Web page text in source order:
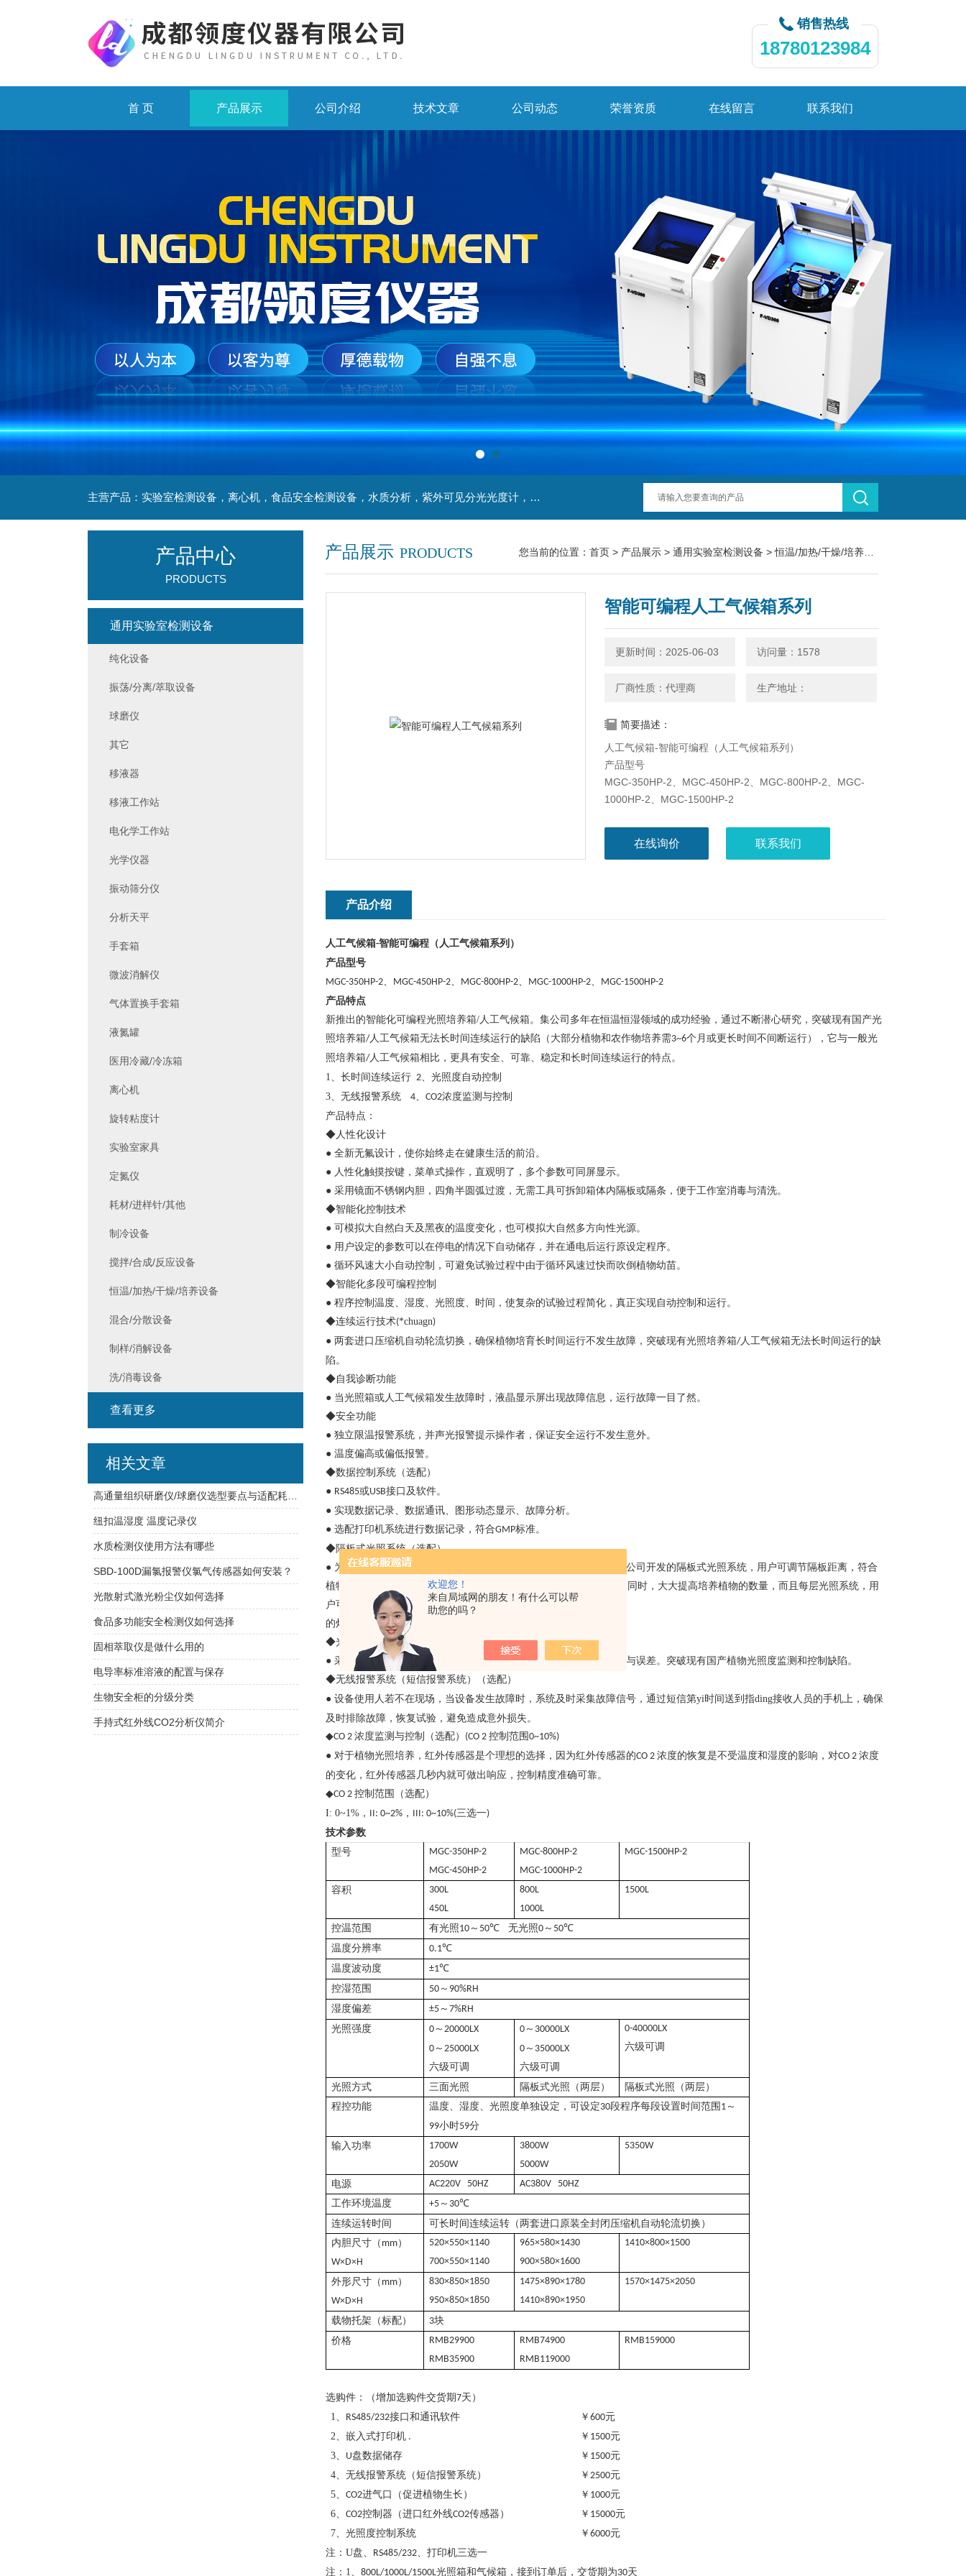
欢迎您！
来自局域网的朋友！有什么可以帮
助您的吗？
销售热线
18780123984
首 页 产品展示 公司介绍 技术文章 公司动态 荣誉资质 在线留言 联系我们
主营产品：实验室检测设备，离心机，食品安全检测设备，水质分析，紫外可见分光光度计，液氮罐，万分之一天平，离心机生物实验室工程，移液器
产品展示 PRODUCTS 您当前的位置： 首页 > 产品展示 > 通用实验室检测设备 >恒温/加热/干燥/培养设备
智能可编程人工气候箱系列
更新时间：2025-06-03 访问量：1578
厂商性质：代理商 生产地址：
简要描述：
人工气候箱-智能可编程（人工气候箱系列）
产品型号
MGC-350HP-2、MGC-450HP-2、MGC-800HP-2、MGC-
1000HP-2、MGC-1500HP-2
恒温恒湿领域的成功经验，通过不断潜心研究，突破现有国产
在线询价 联系我们
产品介绍
人工气候箱-智能可编程（人工气候箱系列）
产品型号
MGC-350HP-2、 MGC-450HP-2、 MGC-800HP-2、 MGC-1000HP-2、 MGC-1500HP-2
产品特点
新推出的智能化可编程光照培养箱/人工气候箱。集公司多年在恒温恒湿领域的成功经验，通过不断潜心研究，突破现有国产光
照培养箱/人工气候箱无法长时间连续运行的缺陷（大部分植物和农作物培养需3~6个月或更长时间不间断运行），它与一般光
照培养箱/人工气候箱相比，更具有安全、可靠、稳定和长时间连续运行的特点。
1、长时间连续运行 2、光照度自动控制
3、无线报警系统 4、 CO2浓度监测与控制
产品特点：
◆人性化设计
● 全新无氟设计，使你始终走在健康生活的前沿。
● 人性化触摸按键，菜单式操作，直观明了，多个参数可同屏显示。
● 采用镜面不锈钢内胆，四角半圆弧过渡，无需工具可拆卸箱体内隔板或隔条，便于工作室消毒与清洗。
◆智能化控制技术
● 可模拟大自然白天及黑夜的温度变化，也可模拟大自然多方向性光源。
● 用户设定的参数可以在停电的情况下自动储存，并在通电后运行原设定程序。
● 循环风速大小自动控制，可避免试验过程中由于循环风速过快而吹倒植物幼苗。
◆智能化多段可编程控制
● 程序控制温度、湿度、光照度、时间，使复杂的试验过程简化，真正实现自动控制和运行。
◆连续运行技术(*chuagn)
● 两套进口压缩机自动轮流切换，确保植物培育长时间运行不发生故障，突破现有光照培养箱/人工气候箱无法长时间运行的缺
陷。
◆自我诊断功能
● 当光照箱或人工气候箱发生故障时，液晶显示屏出现故障信息，运行故障一目了然。
◆安全功能
● 独立限温报警系统，并声光报警提示操作者，保证安全运行不发生意外。
● 温度偏高或偏低报警。
◆数据控制系统（选配）
● RS485或USB接口及软件。
● 实现数据记录、数据通讯、图形动态显示、故障分析。
● 选配打印机系统进行数据记录，符合GMP标准。
◆隔板式光照系统（选配）
● 为满足用户对光照强度均匀度和光照空间灵活性的更高要求，一恒公司开发的隔板式光照系统，用户可调节隔板距离，符合
植物生长需要，并且可配置多层光照系统；在保证光照强度均匀度的同时，大大提高培养植物的数量，而且每层光照系统，用
户可选择不同
的灯管，满足对不同光照的要求。
◆光照度自动检测和控制（选配）
● 采用光传感进行监测和控制，减少由于灯管的老化造成光照度衰减与误差。突破现有国产植物光照度监测和控制缺陷。
◆无线报警系统（短信报警系统）（选配）
● 设备使用人若不在现场，当设备发生故障时，系统及时采集故障信号，通过短信第yi时间送到指ding接收人员的手机上，确保
及时排除故障，恢复试验，避免造成意外损失。
◆CO 2 浓度监测与控制（选配） (CO 2 控制范围 0~10%)
● 对于植物光照培养，红外传感器是个理想的选择，因为红外传感器的CO 2 浓度的恢复是不受温度和湿度的影响，对CO 2 浓度
的变化，红外传感器几秒内就可做出响应，控制精度准确可靠。
◆CO 2 控制范围（选配）
I: 0~1% ， II: 0~2% ， III: 0~10%(三选一)
技术参数
型号
MGC-350HP-2
MGC-450HP-2
MGC-800HP-2
MGC-1000HP-2
MGC-1500HP-2
容积
300L
450L
800L
1000L
1500L
控温范围 有光照10 ～ 50℃ 无光照0 ～ 50℃
温度分辨率
0.1℃
温度波动度
±1℃
控湿范围
50 ～ 90%RH
湿度偏差
±5 ～7%RH
光照强度
0 ～20000LX
0 ～25000LX
六级可调
0 ～ 30000LX
0 ～ 35000LX
六级可调
0-40000LX
六级可调
光照方式 三面光照 隔板式光照（两层）
隔板式光照（两层）
程控功能
温度、湿度、光照度单独设定，可设定30段程序每段设置时间范围 1 ～
99小时59分
输入功率
1700W
2050W
3800W
5000W
5350W
电源 AC220V 50HZ
AC380V 50HZ
工作环境温度
+5 ～ 30℃
连续运转时间
可长时间连续运转（两套进口原装全封闭压缩机自动轮流切换）
内胆尺寸（ mm）
W×D×H
520×550×1140
700×550×1140
965×580×1430
900×580×1600
1410×800×1500
外形尺寸（ mm）
W×D×H
830×850×1850
950×850×1850
1475×890×1780
1410×890×1950
1570×1475×2050
载物托架（标配） 3块
价格
RMB29900
RMB35900
RMB74900
RMB119000
RMB159000
选购件：（增加选购件交货期7天）
1、 RS485/232接口和通讯软件 ￥600元
2、嵌入式打印机 . ￥ 1500元
3、 U盘数据储存 ￥ 1500元
4、无线报警系统（短信报警系统） ￥2500元
5、CO2进气口（促进植物生长） ￥ 1000元
6、CO2控制器（进口红外线CO2传感器） ￥ 15000元
7、光照度控制系统 ￥6000元
注： U盘、 RS485/232、打印机三选一
注： 1、 800L/1000L/1500L光照箱和气候箱，接到订单后，交货期为30天
产品中心
PRODUCTS
通用实验室检测设备
纯化设备
振荡/分离/萃取设备
球磨仪
其它
移液器
移液工作站
电化学工作站
光学仪器
振动筛分仪
分析天平
手套箱
微波消解仪
气体置换手套箱
液氮罐
医用冷藏/冷冻箱
离心机
旋转粘度计
实验室家具
定氮仪
耗材/进样针/其他
制冷设备
搅拌/合成/反应设备
恒温/加热/干燥/培养设备
混合/分散设备
制样/消解设备
洗/消毒设备
查看更多
相关文章
纽扣温湿度 温度记录仪
水质检测仪使用方法有哪些
SBD-100D漏氯报警仪氯气传感器如何安装？
光散射式激光粉尘仪如何选择
食品多功能安全检测仪如何选择
固相萃取仪是做什么用的
电导率标准溶液的配置与保存
生物安全柜的分级分类
手持式红外线CO2分析仪简介